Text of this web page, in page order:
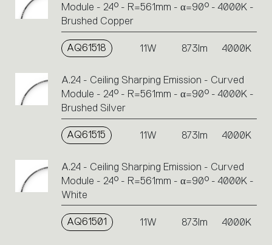
Module - 24° - R=561mm - α=90° - 4000K -
Brushed Copper
AQ61518 11W 873lm 4000K
A.24 - Ceiling Sharping Emission - Curved
Module - 24° - R=561mm - α=90° - 4000K -
Brushed Silver
AQ61515 11W 873lm 4000K
A.24 - Ceiling Sharping Emission - Curved
Module - 24° - R=561mm - α=90° - 4000K -
White
AQ61501 11W 873lm 4000K